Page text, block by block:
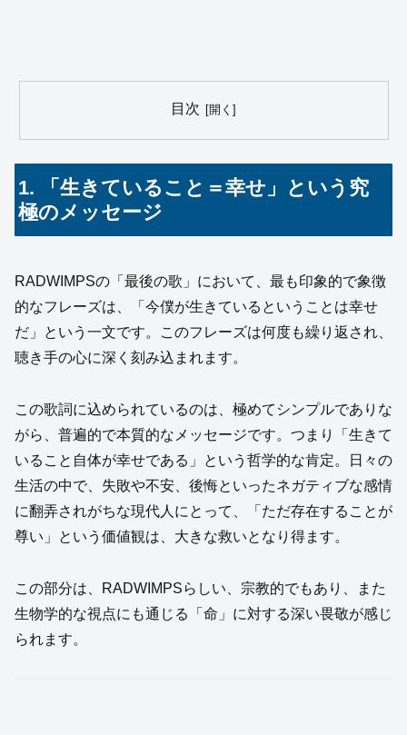
目次
1. 「生きていること＝幸せ」という究
極のメッセージ
RADWIMPSの「最後の歌」において、最も印象的で象徴
的なフレーズは、「今僕が生きているということは幸せ
だ」という一文です。このフレーズは何度も繰り返され、
聴き手の心に深く刻み込まれます。
この歌詞に込められているのは、極めてシンプルでありな
がら、普遍的で本質的なメッセージです。つまり「生きて
いること自体が幸せである」という哲学的な肯定。日々の
生活の中で、失敗や不安、後悔といったネガティブな感情
に翻弄されがちな現代人にとって、「ただ存在することが
尊い」という価値観は、大きな救いとなり得ます。
この部分は、RADWIMPSらしい、宗教的でもあり、また
生物学的な視点にも通じる「命」に対する深い畏敬が感じ
られます。